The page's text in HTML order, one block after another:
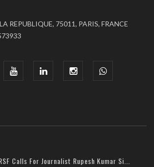
REPUBLIQUE, 75011, PARIS, FRANCE
A, Jasola District Centre, Jasola, New
Calls For Journalist Rupesh Kumar Si...